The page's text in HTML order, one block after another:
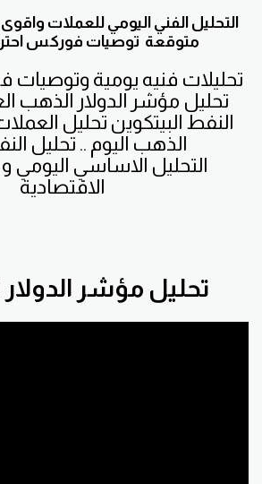
التحليل الفني اليومي للعملات
متوقعة توصيات فوركس
تحليلات فنيه يومية وتوصيات
تحليل مؤشر الدولار الذهب
النفط البيتكوين تحليل
الذهب اليوم .. تحليل
التحليل الاساسي اليومي و
الاقتصادية
تحليل مؤشر الدولار